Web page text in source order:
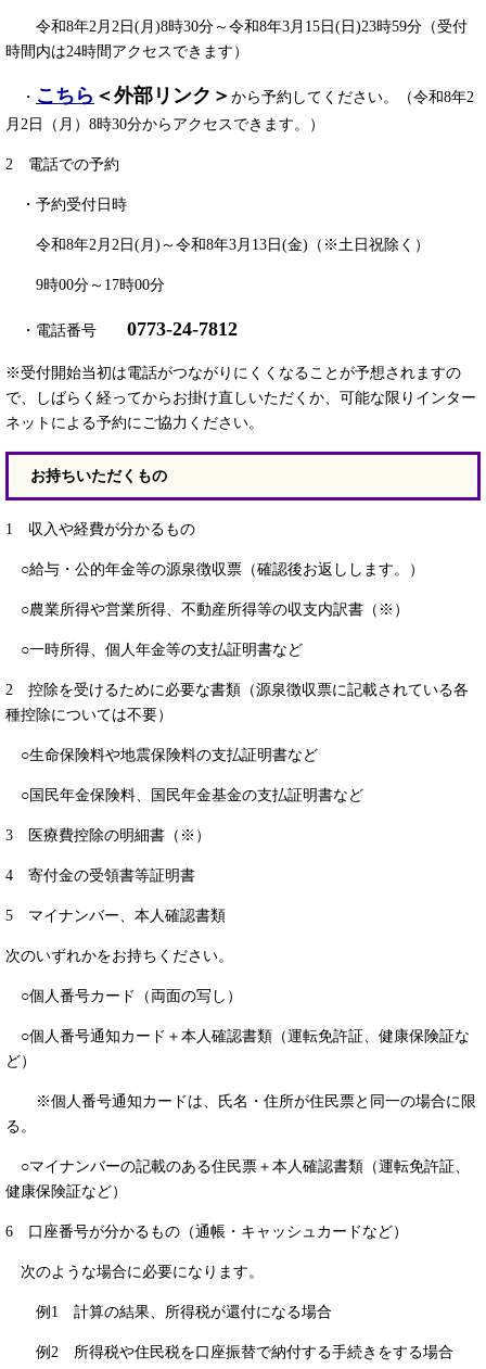
令和8年2月2日(月)8時30分～令和8年3月15日(日)23時59分（受付
時間内は24時間アクセスできます）
・ こちら ＜外部リンク＞ から予約してください。（令和8年2
月2日（月）8時30分からアクセスできます。）
2 電話での予約
・予約受付日時
令和8年2月2日(月)～令和8年3月13日(金)（※土日祝除く）
9時00分～17時00分
・電話番号 0773-24-7812
※受付開始当初は電話がつながりにくくなることが予想されますの
で、しばらく経ってからお掛け直しいただくか、可能な限りインター
ネットによる予約にご協力ください。
お持ちいただくもの
1 収入や経費が分かるもの
○給与・公的年金等の源泉徴収票（確認後お返しします。）
○農業所得や営業所得、不動産所得等の収支内訳書（※）
○一時所得、個人年金等の支払証明書など
2 控除を受けるために必要な書類（源泉徴収票に記載されている各
種控除については不要）
○生命保険料や地震保険料の支払証明書など
○国民年金保険料、国民年金基金の支払証明書など
3 医療費控除の明細書（※）
4 寄付金の受領書等証明書
5 マイナンバー、本人確認書類
次のいずれかをお持ちください。
○個人番号カード（両面の写し）
○個人番号通知カード＋本人確認書類（運転免許証、健康保険証な
ど）
※個人番号通知カードは、氏名・住所が住民票と同一の場合に限
る。
○マイナンバーの記載のある住民票＋本人確認書類（運転免許証、
健康保険証など）
6 口座番号が分かるもの（通帳・キャッシュカードなど）
次のような場合に必要になります。
例1 計算の結果、所得税が還付になる場合
例2 所得税や住民税を口座振替で納付する手続きをする場合